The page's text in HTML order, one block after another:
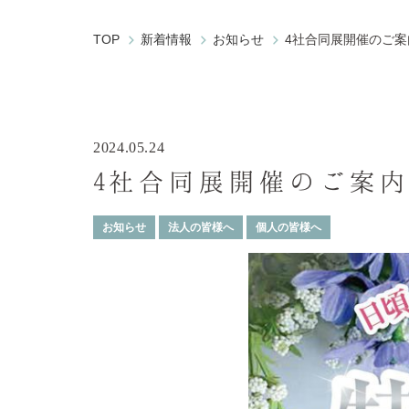
TOP 新着情報 お知らせ 4社合同展開催のご
2024.05.24
4社合同展開催のご案内
お知らせ 法人の皆様へ 個人の皆様へ